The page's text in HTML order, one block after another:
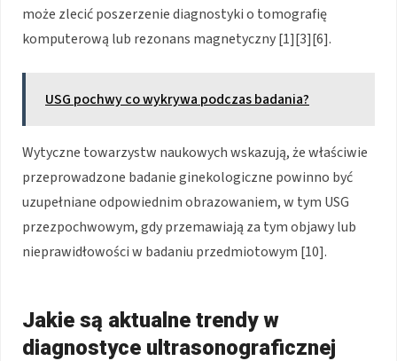
może zlecić poszerzenie diagnostyki o tomografię
komputerową lub rezonans magnetyczny [1][3][6].
USG pochwy co wykrywa podczas badania?
Wytyczne towarzystw naukowych wskazują, że właściwie
przeprowadzone badanie ginekologiczne powinno być
uzupełniane odpowiednim obrazowaniem, w tym USG
przezpochwowym, gdy przemawiają za tym objawy lub
nieprawidłowości w badaniu przedmiotowym [10].
Jakie są aktualne trendy w
diagnostyce ultrasonograficznej